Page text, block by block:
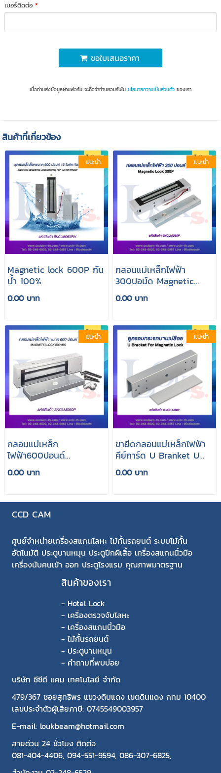
เบอร์ติดต่อ*
ขอใบเสนอราคา
เมื่อท่านส่งข้อมูลผ่านฟอร์ม จะถือว่าท่านยอมรับใน นโยบายความเป็นส่วนตัว ของเรา
สินค้าที่เกี่ยวข้อง
แนะนำ
Magnetic lock 600P กัน
น้ำ 100%
0.00 บาท
แนะนำ
กลอนแม่เหล็กไฟฟ้า
300ปอน์ด Magnetic
Lock 300 P
0.00 บาท
แนะนำ
กลอนแม่เหล็ก
ไฟฟ้า600ปอนด์
Magnetic Lock280kg.
0.00 บาท
แนะนำ
ขายึดกลอนแม่เหล็กไฟฟ้า
คีย์การ์ด U Branket U
600p ครอบกระจกบาน
เปลือย
0.00 บาท
CCD CAM
ศูนย์จำหน่ายเครื่องสแกนโลหะ ไม้กั้นรถยนต์ ระบบไม้กั้น
อัตโนมัติ ประตูบานหมุน ประตูปีกผีเสื้อ เครื่องสแกนนิ้วมือ
เครื่องนับคนเข้า ออก ประตูโรงแรม คุณภาพมาตรฐาน
สินค้าของเรา
- Hotel Lock
- เครื่องตรวจจับโลหะ
- เครื่องสแกนนิ้วมือ
- ไม้กั้นรถยนต์
- ประตูบานหมุน
- คำถามที่พบบ่อย
บริษัท ซีซีดี แคม เทคโนโลยี จำกัด
479/367 ซอยสุทธิพร แขวงดินแดง เขตดินแดง กทม 10400
เลขประจำตัวผู้เสียภาษี: 0745549003957
E-mail: loukbeam@hotmail.com
สายด่วน 24 ชั่วโมง ติดต่อ
081-404-4406, 094-551-9594, 086-307-6825,